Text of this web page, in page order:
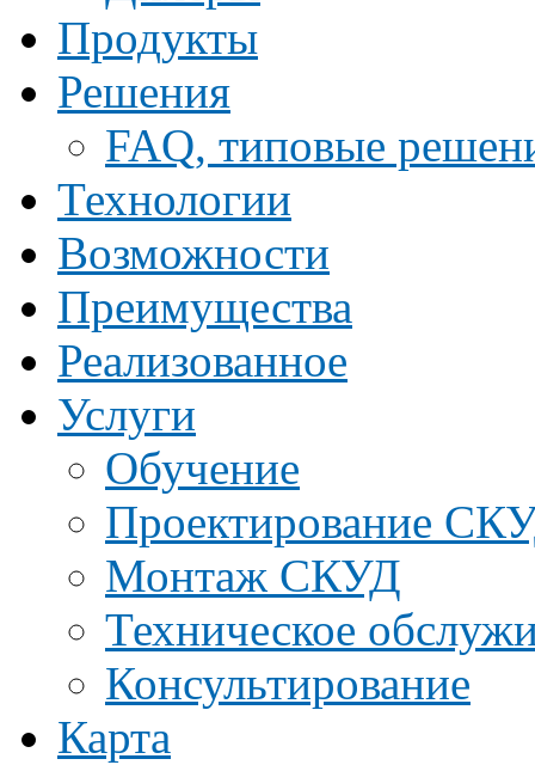
Продукты
Решения
FAQ, типовые
Технологии
Возможности
Преимущества
Реализованное
Услуги
Обучение
Проектирование
Монтаж СКУД
Техническое
Консультирование
Карта